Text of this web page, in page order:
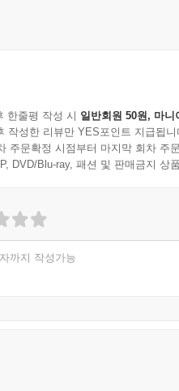
한줄평 작성 시 일반회원 50원, 마니
작성한 리뷰만 YES포인트 지급됩니
주문확정 시점부터 마지막 회차 주
DVD/Blu-ray, 패션 및 판매금지 상
까지 작성가능